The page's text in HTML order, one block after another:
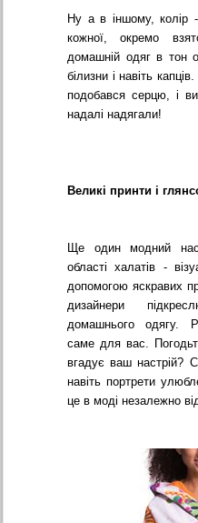
Ну а в іншому, колір
кожної, окремо
домашній одяг в тон
білизни і навіть
подобався серцю, і
надалі надягали!
Великі принти і
Ще один модний
області халатів -
допомогою яскравих
дизайнери
домашнього одягу.
саме для вас.
вгадує ваш настрій?
навіть портрети
це в моді незалежно